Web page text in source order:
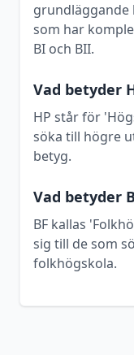
som har
BI och BII.
Vad betyder
HP står för
söka till högre
betyg.
Vad betyder
BF kallas
sig till de som
folkhögskola.